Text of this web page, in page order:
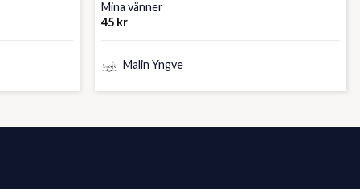
Mina vänner
45 kr
Malin Yngve